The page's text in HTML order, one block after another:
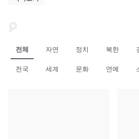
전체 자연 정치 북한
전국 세계 문화 연예